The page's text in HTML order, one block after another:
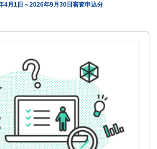
4月1日～2026年9月30日審査申込分